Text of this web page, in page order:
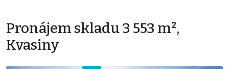
Pronájem skladu 3 553 m²,
Kvasiny